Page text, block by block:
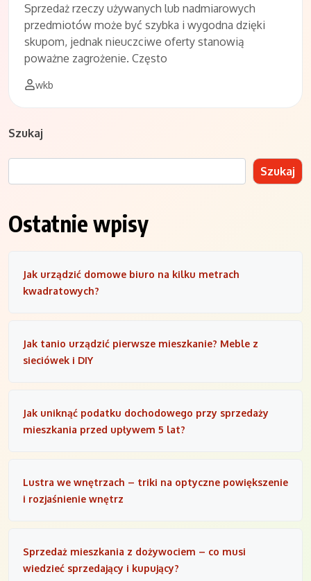
Sprzedaż rzeczy używanych lub nadmiarowych
przedmiotów może być szybka i wygodna dzięki
skupom, jednak nieuczciwe oferty stanowią
poważne zagrożenie. Często
wkb
Szukaj
Szukaj
Ostatnie wpisy
Jak urządzić domowe biuro na kilku metrach
kwadratowych?
Jak tanio urządzić pierwsze mieszkanie? Meble z
sieciówek i DIY
Jak uniknąć podatku dochodowego przy sprzedaży
mieszkania przed upływem 5 lat?
Lustra we wnętrzach – triki na optyczne powiększenie
i rozjaśnienie wnętrz
Sprzedaż mieszkania z dożywociem – co musi
wiedzieć sprzedający i kupujący?